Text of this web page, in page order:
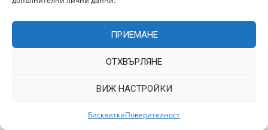
ПРИЕМАНЕ
ОТХВЪРЛЯНЕ
ВИЖ НАСТРОЙКИ
БисквиткиПоверителност
декември 26, 2022
декември 26, 2022